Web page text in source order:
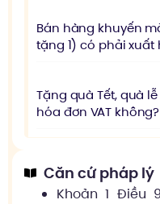
Bán hàng khuyến
tặng 1) có phải xuất
Tặng quà Tết, quà
hóa đơn VAT không?
Căn cứ pháp lý
Khoản 1 Điều